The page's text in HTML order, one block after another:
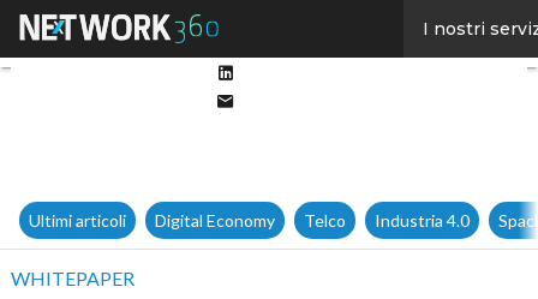
I nostri
Ultimi articoli Digital Economy Telco Industria 4.0
WHITEPAPER